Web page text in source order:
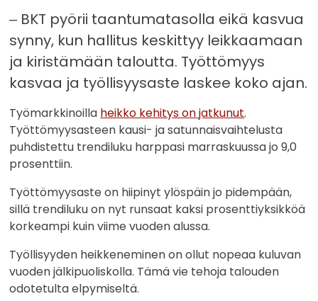
‒ BKT pyörii taantumatasolla eikä kasvua
synny, kun hallitus keskittyy leikkaamaan
ja kiristämään taloutta. Työttömyys
kasvaa ja työllisyysaste laskee koko ajan.
Työmarkkinoilla heikko kehitys on jatkunut.
Työttömyysasteen kausi- ja satunnaisvaihtelusta
puhdistettu trendiluku harppasi marraskuussa jo 9,0
prosenttiin.
Työttömyysaste on hiipinyt ylöspäin jo pidempään,
sillä trendiluku on nyt runsaat kaksi prosenttiyksikköä
korkeampi kuin viime vuoden alussa.
Työllisyyden heikkeneminen on ollut nopeaa kuluvan
vuoden jälkipuoliskolla. Tämä vie tehoja talouden
odotetulta elpymiseltä.